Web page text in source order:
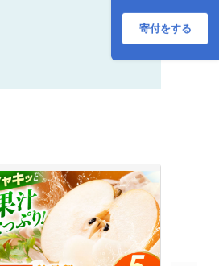
寄付をする